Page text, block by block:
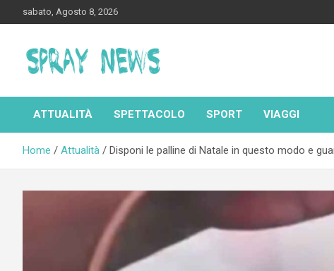
to
sabato, Agosto 8, 2026
Spraynews.it
ATTUALITÀ SPETTACOLO SPORT VIAGGI
Home Attualità Disponi le palline di Natale in questo modo e